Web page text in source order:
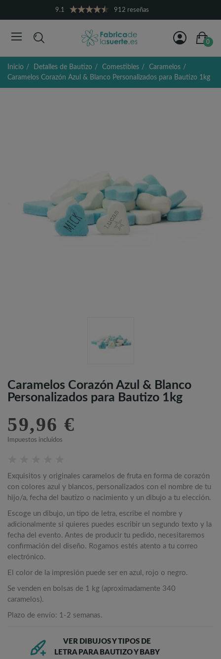
9.1 912 reseñas
0
Inicio Detalles de Bautizo Comestibles
Caramelos
Caramelos Corazón Azul & Blanco Personalizados para Bautizo 1kg
Caramelos Corazón Azul & Blanco
Personalizados para Bautizo 1kg
59,96 €
Impuestos incluidos
Exquisitos y originales caramelos de fruta en forma de corazón
con colores azul y blancos, personalizados con el nombre de tu
hijo/a, fecha del bautizo o nacimiento y un dibujo a tu elección.
Escoge un dibujo, un tipo de letra, escribe el nombre y
adicionalmente si quieres puedes escribir un segundo texto y la
fecha del evento. Antes de producir tu pedido, necesitaremos
confirmación del diseño. Rogamos estés atento a tu correo
electrónico.
El color de la impresión puede ser en azul, rojo o negro.
Se venden en bolsas de 1 kg (aproximadamente 340
caramelos).
Plazo de envío: 1-2 semanas.
VER DIBUJOS Y TIPOS DE
LETRA PARA BAUTIZO Y BABY